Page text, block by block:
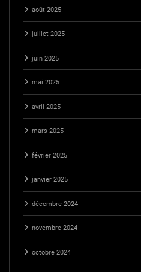
août 2025
juillet 2025
juin 2025
mai 2025
avril 2025
mars 2025
février 2025
janvier 2025
décembre 2024
novembre 2024
octobre 2024